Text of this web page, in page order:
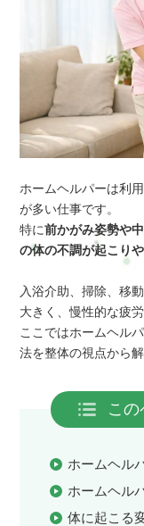
ホームヘルパーは利
が多い仕事です。
特に前かがみ姿勢や
の体の不調が起こり
入浴介助、掃除、移
大きく、慢性的な疲
ここではホームヘル
法を整体の視点から解
この
ホームヘル
ホームヘル
体に起こる